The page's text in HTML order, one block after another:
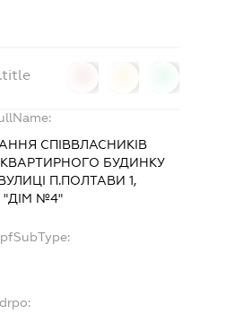
СПІВВЛАСНИКІВ
БУДИНКУ
П.ПОЛТАВИ 1,
"ДІМ №4"